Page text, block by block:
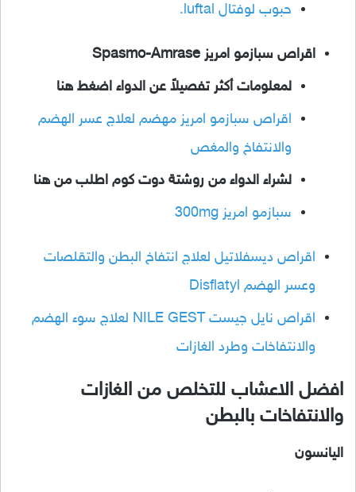
حبوب لوفتال luftal.
اقراص سبازمو امريز Spasmo-Amrase
لمعلومات أكثر تفصيلاً عن الدواء اضغط هنا
اقراص سبازمو امريز مهضم لعلاج عسر الهضم
والانتفاخ والمغص
لشراء الدواء من روشتة دوت كوم اطلب من هنا
سبازمو امريز 300mg
اقراص ديسفلاتيل لعلاج انتفاخ البطن والتقلصات
وعسر الهضم Disflatyl
اقراص نايل جيست NILE GEST لعلاج سوء الهضم
والانتفاخات وطرد الغازات
افضل الاعشاب للتخلص من الغازات
والانتفاخات بالبطن
اليانسون